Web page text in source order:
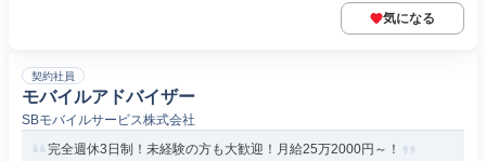
気になる
契約社員
モバイルアドバイザー
SBモバイルサービス株式会社
完全週休3日制！未経験の方も大歓迎！月給25万2000円～！